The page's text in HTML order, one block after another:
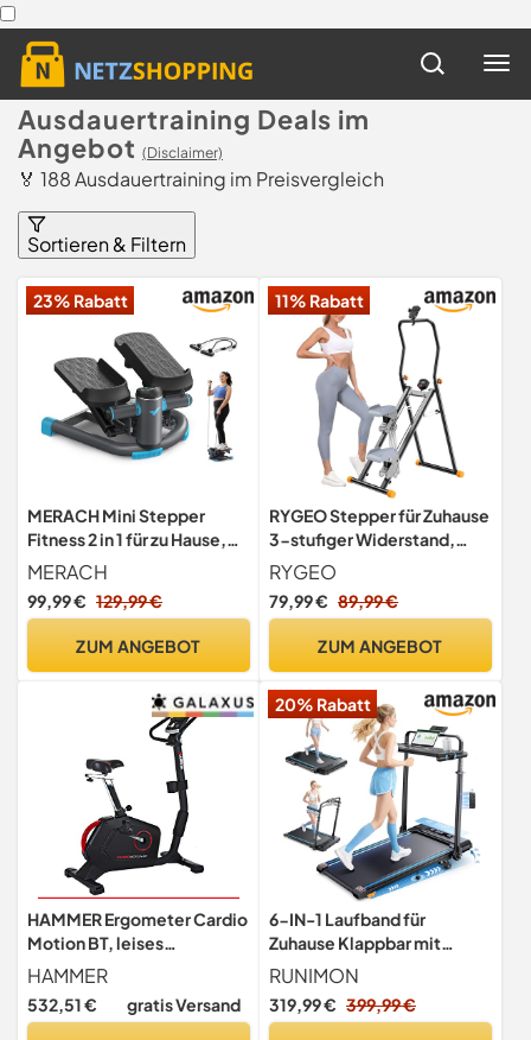
Ausdauertraining Deals im
Angebot (Disclaimer)
🏅 188 Ausdauertraining im Preisvergleich
Sortieren & Filtern
23% Rabatt
MERACH Mini Stepper
Fitness 2 in 1 für zu Hause,
leise Twister 150 kg mit
LCD-Display und
Widerstandsbändern, für
und Gesäß
MERACH
99,99 € 129,99 €
ZUM ANGEBOT
11% Rabatt
RYGEO Stepper für Zuhause
3-stufiger Widerstand,
Faltbarer Cardio Climber für
Ausdauertraining und
Ganzkörpertraining, mit
Handyhalter für Home-
RYGEO
79,99 € 89,99 €
ZUM ANGEBOT
HAMMER Ergometer Cardio
Motion BT, leises
Fitnessfahrrad mit tiefem
Einstieg und Comfort-
Sattel, geeignet als
HAMMER
532,51 € gratis Versand
20% Rabatt
6-IN-1 Laufband für
Zuhause Klappbar mit
Abnehmbarem Tisch,3.0HP
Laufbander mit Steigung
bis 12%,12KM/H Walking
RUNIMON
319,99 € 399,99 €